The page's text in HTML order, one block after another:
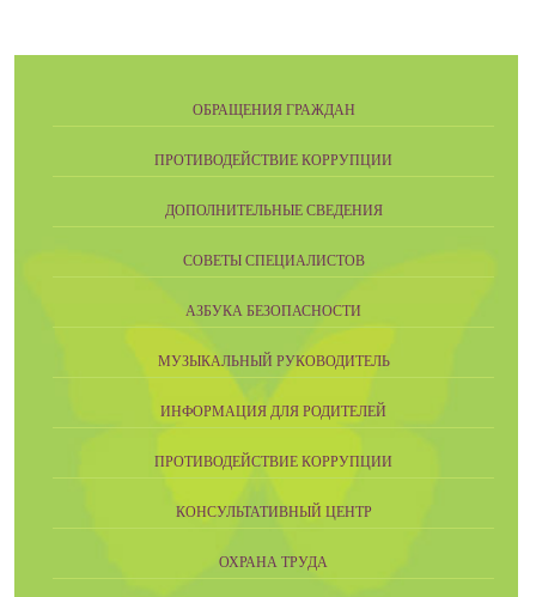
ОБРАЩЕНИЯ ГРАЖДАН
ПРОТИВОДЕЙСТВИЕ КОРРУПЦИИ
ДОПОЛНИТЕЛЬНЫЕ СВЕДЕНИЯ
СОВЕТЫ СПЕЦИАЛИСТОВ
АЗБУКА БЕЗОПАСНОСТИ
МУЗЫКАЛЬНЫЙ РУКОВОДИТЕЛЬ
ИНФОРМАЦИЯ ДЛЯ РОДИТЕЛЕЙ
ПРОТИВОДЕЙСТВИЕ КОРРУПЦИИ
КОНСУЛЬТАТИВНЫЙ ЦЕНТР
ОХРАНА ТРУДА